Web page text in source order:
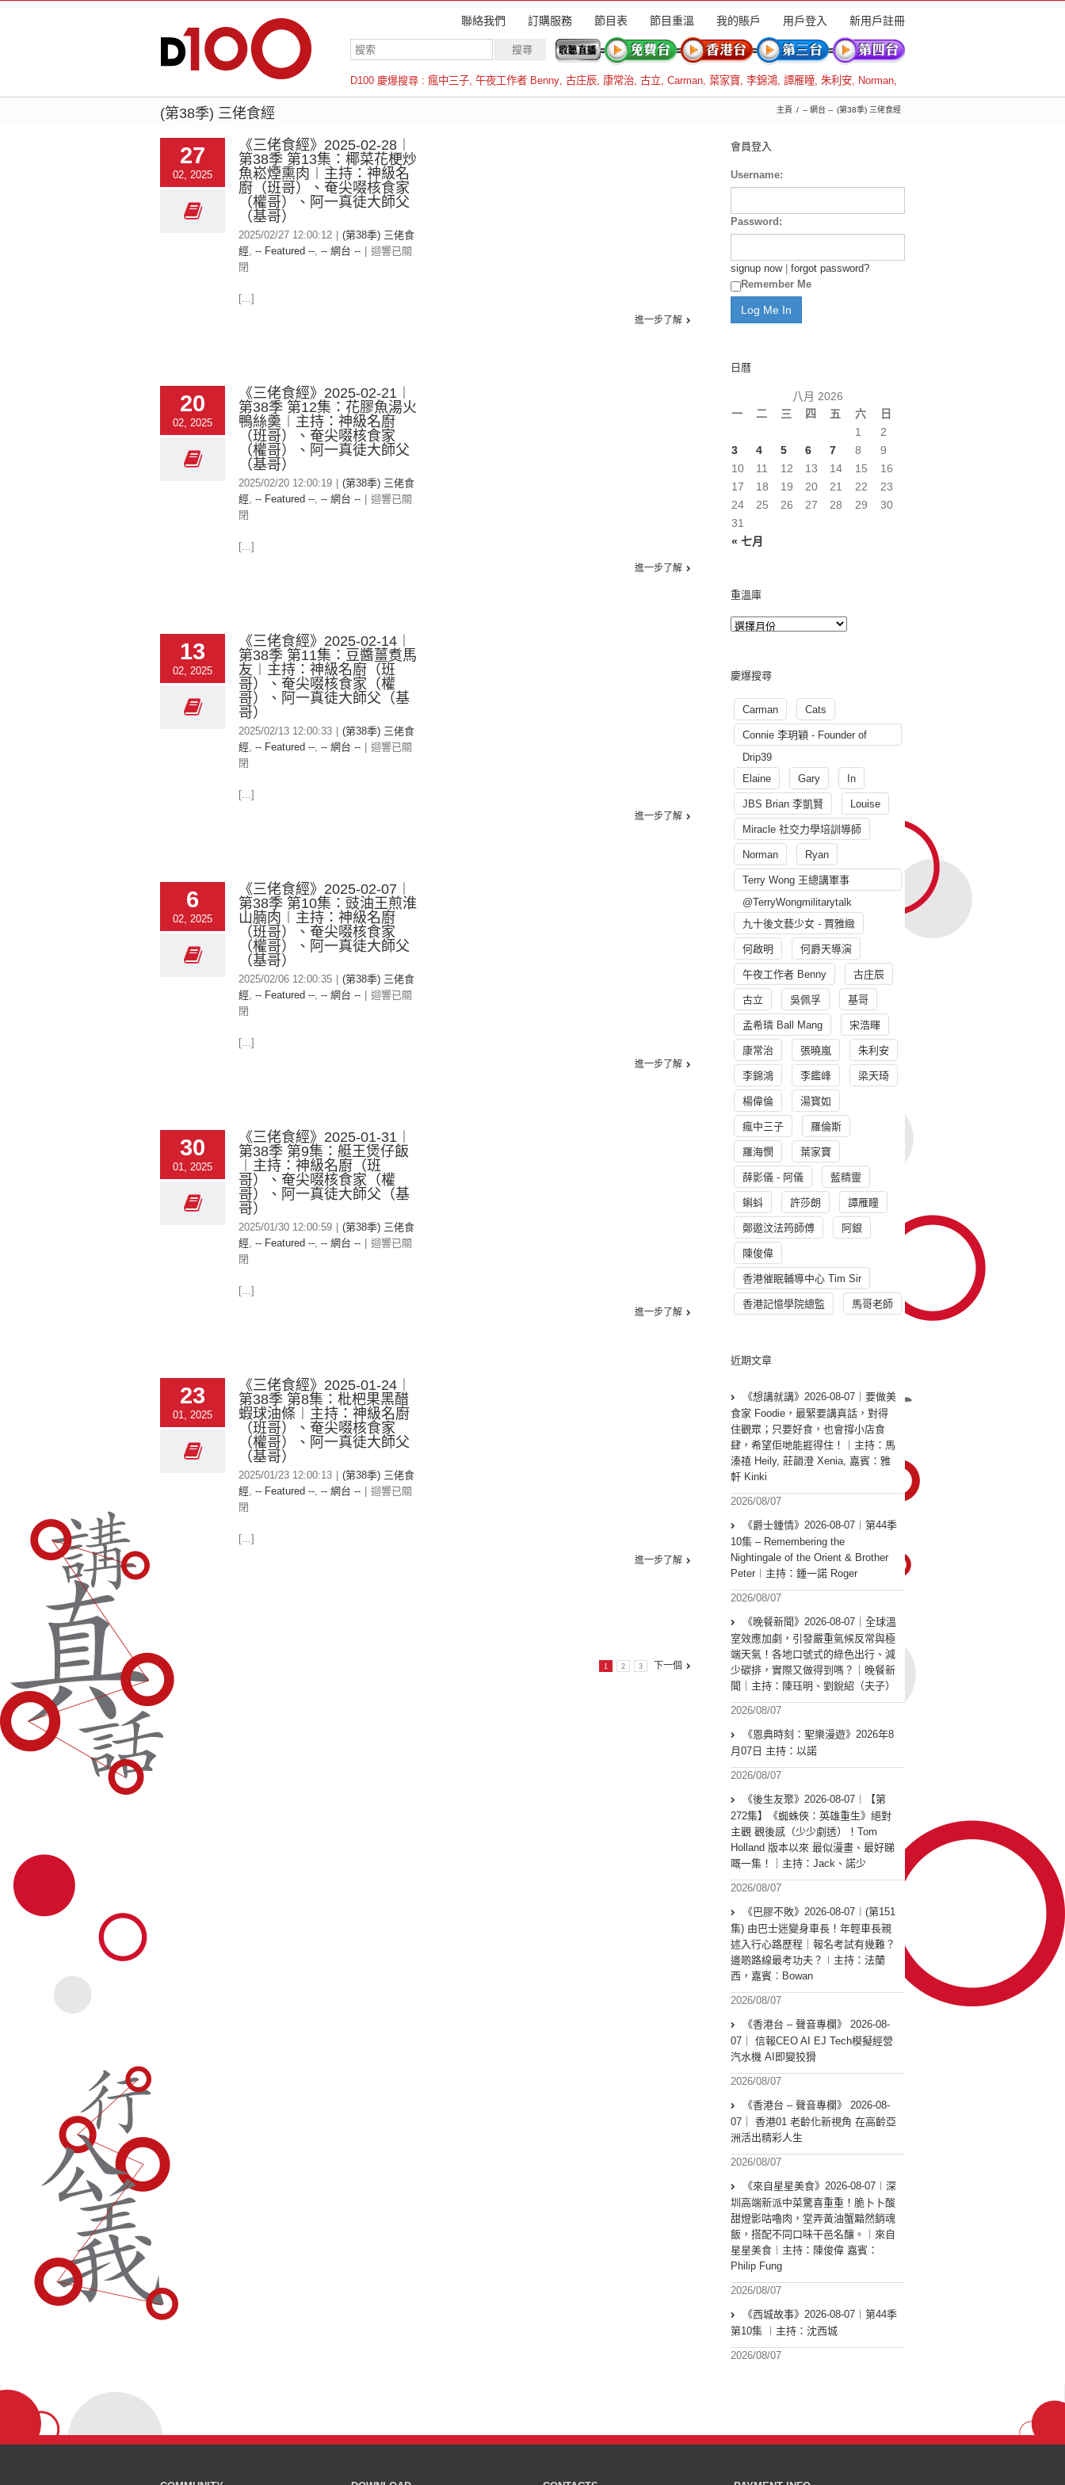
聯絡我們 訂購服務 節目表 節目重溫 我的賬戶 用戶登入 新用戶註冊
D100 慶爆搜尋 : 瘋中三子, 午夜工作者 Benny, 古庄辰, 康常治, 古立, Carman, 葉家寶, 李錦鴻, 譚雁瞳, 朱利安, Norman,
羅倫斯
(第38季) 三佬食經 主頁 -- 網台 -- (第38季) 三佬食經
27
02, 2025
《三佬食經》2025-02-28︱
第38季 第13集：椰菜花梗炒
魚崧煙熏肉︱主持：神級名
廚（班哥）、奄尖啜核食家
（權哥）、阿一真徒大師父
（基哥）
2025/02/27 12:00:12
(第38季) 三佬食
經, -- Featured --, -- 網台 --
迴響已關
閉
[...]
進一步了解
20
02, 2025
《三佬食經》2025-02-21︱
第38季 第12集：花膠魚湯火
鴨絲羮︱主持：神級名廚
（班哥）、奄尖啜核食家
（權哥）、阿一真徒大師父
（基哥）
2025/02/20 12:00:19
(第38季) 三佬食
經, -- Featured --, -- 網台 --
迴響已關
閉
[...]
進一步了解
13
02, 2025
《三佬食經》2025-02-14︱
第38季 第11集：豆醬薑煑馬
友︱主持：神級名廚（班
哥）、奄尖啜核食家（權
哥）、阿一真徒大師父（基
哥）
2025/02/13 12:00:33
(第38季) 三佬食
經, -- Featured --, -- 網台 --
迴響已關
閉
[...]
進一步了解
6
02, 2025
《三佬食經》2025-02-07︱
第38季 第10集：豉油王煎淮
山腩肉︱主持：神級名廚
（班哥）、奄尖啜核食家
（權哥）、阿一真徒大師父
（基哥）
2025/02/06 12:00:35
(第38季) 三佬食
經, -- Featured --, -- 網台 --
迴響已關
閉
[...]
進一步了解
30
01, 2025
《三佬食經》2025-01-31︱
第38季 第9集：艇王煲仔飯
︱主持：神級名廚（班
哥）、奄尖啜核食家（權
哥）、阿一真徒大師父（基
哥）
2025/01/30 12:00:59
(第38季) 三佬食
經, -- Featured --, -- 網台 --
迴響已關
閉
[...]
進一步了解
23
01, 2025
《三佬食經》2025-01-24︱
第38季 第8集：枇杷果黑醋
蝦球油條︱主持：神級名廚
（班哥）、奄尖啜核食家
（權哥）、阿一真徒大師父
（基哥）
2025/01/23 12:00:13
(第38季) 三佬食
經, -- Featured --, -- 網台 --
迴響已關
閉
[...]
進一步了解
1 2 3 下一個
會員登入
Username:
Password:
signup now| forgot password?
Remember Me
日曆
八月 2026
一
二 三 四 五 六 日
« 七月
1
2
3
4 5 6 7 8
9
10
11 12 13 14 15
16
17
18 19 20 21 22
23
24
25 26 27 28 29
30
31
重溫庫
慶爆搜尋
Carman Cats
Connie 李玥穎 - Founder of
Drip39
Elaine
Gary In
JBS Brian 李凱賢 Louise
Miracle 社交力學培訓導師
Norman Ryan
Terry Wong 王總講軍事
@TerryWongmilitarytalk
九十後文藝少女 - 賈雅緻
何啟明 何爵天導演
午夜工作者 Benny 古庄辰
古立 吳佩孚 基哥
孟希璘 Ball Mang 宋浩暉
康常治 張曉嵐 朱利安
李錦鴻 李鑑峰 梁天琦
楊偉倫 湯寳如
瘋中三子 羅倫斯
羅海憫 葉家寶
薛影儀 - 阿儀 藍精靈
蝌蚪 許莎朗 譚雁瞳
鄭遨汶法筠師傅 阿銀
陳俊偉
香港催眠輔導中心 Tim Sir
香港記憶學院總監 馬哥老師
近期文章
《想講就講》2026-08-07｜要做美
食家 Foodie，最緊要講真話，對得
住觀眾；只要好食，也會撐小店食
肆，希望佢哋能捱得住！｜主持：馬
溱禧 Heily, 莊韻澄 Xenia, 嘉賓：雅
軒 Kinki
2026/08/07
《爵士鍾情》2026-08-07︱第44季
10集 – Remembering the
Nightingale of the Orient & Brother
Peter︱主持：鍾一諾 Roger
2026/08/07
《晚餐新聞》2026-08-07｜全球溫
室效應加劇，引發嚴重氣候反常與極
端天氣！各地口號式的綠色出行、減
少碳排，實際又做得到嗎？｜晚餐新
聞｜主持：陳珏明、劉銳紹（夫子）
2026/08/07
《恩典時刻：聖樂漫遊》2026年8
月07日 主持：以諾
2026/08/07
《後生友聚》2026-08-07︱【第
272集】《蜘蛛俠：英雄重生》絕對
主觀 觀後感（少少劇透）！Tom
Holland 版本以來 最似漫畫、最好睇
嘅一集！｜主持：Jack、諾少
2026/08/07
《巴膠不敗》2026-08-07︱(第151
集) 由巴士迷變身車長！年輕車長親
述入行心路歷程｜報名考試有幾難？
邊啲路線最考功夫？︱主持：法蘭
西，嘉賓︰Bowan
2026/08/07
《香港台 – 聲音專欄》 2026-08-
07｜ 信報CEO AI EJ Tech模擬經營
汽水機 AI即變狡猾
2026/08/07
《香港台 – 聲音專欄》 2026-08-
07｜ 香港01 老齡化新視角 在高齡亞
洲活出精彩人生
2026/08/07
《來自星星美食》2026-08-07︱深
圳高端新派中菜驚喜重重！脆卜卜酸
甜燈影咕嚕肉，堂弄黃油蟹黯然銷魂
飯，搭配不同口味干邑名釀。︱來自
星星美食︱主持：陳俊偉 嘉賓：
Philip Fung
2026/08/07
《西城故事》2026-08-07︱第44季
第10集 ︱主持：沈西城
2026/08/07